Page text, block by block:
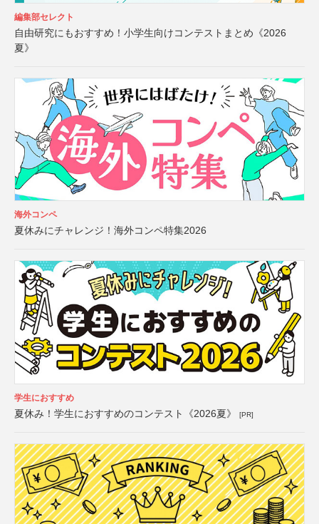
編集部セレクト
自由研究にもおすすめ！小学生向けコンテストまとめ《2026
夏》
海外コンペ
夏休みにチャレンジ！海外コンペ特集2026
学生におすすめ
夏休み！学生におすすめのコンテスト《2026夏》 [PR]